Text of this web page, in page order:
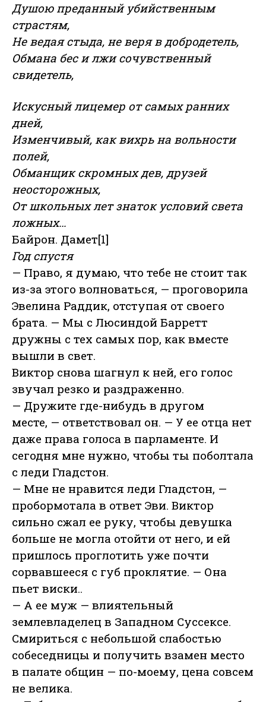
Душою преданный убийственным
страстям,
Не ведая стыда, не веря в добродетель,
Обмана бес и лжи сочувственный
свидетель,
Искусный лицемер от самых ранних
дней,
Изменчивый, как вихрь на вольности
полей,
Обманщик скромных дев, друзей
неосторожных,
От школьных лет знаток условий света
ложных…
Байрон. Дамет[1]
Год спустя
— Право, я думаю, что тебе не стоит так
из-за этого волноваться, — проговорила
Эвелина Раддик, отступая от своего
брата. — Мы с Люсиндой Барретт
дружны с тех самых пор, как вместе
вышли в свет.
Виктор снова шагнул к ней, его голос
звучал резко и раздраженно.
— Дружите где-нибудь в другом
месте, — ответствовал он. — У ее отца нет
даже права голоса в парламенте. И
сегодня мне нужно, чтобы ты поболтала
с леди Гладстон.
— Мне не нравится леди Гладстон, —
пробормотала в ответ Эви. Виктор
сильно сжал ее руку, чтобы девушка
больше не могла отойти от него, и ей
пришлось проглотить уже почти
сорвавшееся с губ проклятие. — Она
пьет виски..
— А ее муж — влиятельный
землевладелец в Западном Суссексе.
Смириться с небольшой слабостью
собеседницы и получить взамен место
в палате общин — по-моему, цена совсем
не велика.